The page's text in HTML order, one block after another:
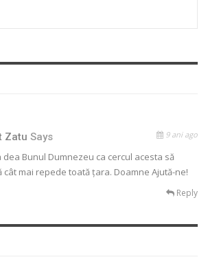
Zatu Says 9 ani ago
dea Bunul Dumnezeu ca cercul acesta să
cât mai repede toată țara. Doamne Ajută-ne!
Reply